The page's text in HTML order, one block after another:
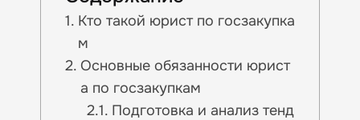
Кто такой юрист по госзакупка
м
Основные обязанности юрист
а по госзакупкам
Подготовка и анализ тенд